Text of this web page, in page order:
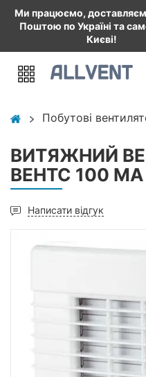
Ми працюємо,
Поштою по Україні та
Києві!
Побутові
ВИТЯЖНИЙ
ВЕНТС 100
Написати відгук